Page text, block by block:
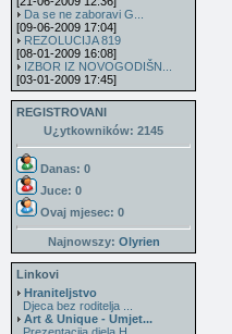
Da se ne zaboravi G...
[09-06-2009 17:04]
REZOLUCIJA 819
[08-01-2009 16:08]
IZBOR IZ NOVOGODIŠN...
[03-01-2009 17:45]
REGISTROVANI
U¿ytkowników: 2145
Danas: 0
Juce: 0
Ovaj mjesec: 0
Najnowszy: Olyrien
Linkovi
Hraniteljstvo
Djeca bez roditelja ...
Art & Unique - Umjet...